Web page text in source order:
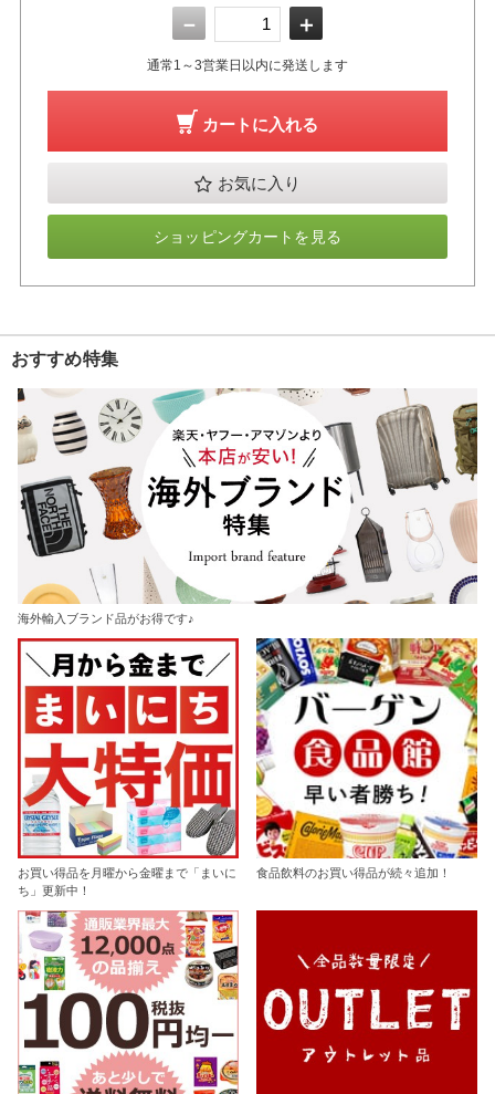
－ ＋
通常1～3営業日以内に発送します
カートに入れる
お気に入り
ショッピングカートを見る
おすすめ特集
海外輸入ブランド品がお得です♪
お買い得品を月曜から金曜まで「まいに
ち」更新中！
食品飲料のお買い得品が続々追加！